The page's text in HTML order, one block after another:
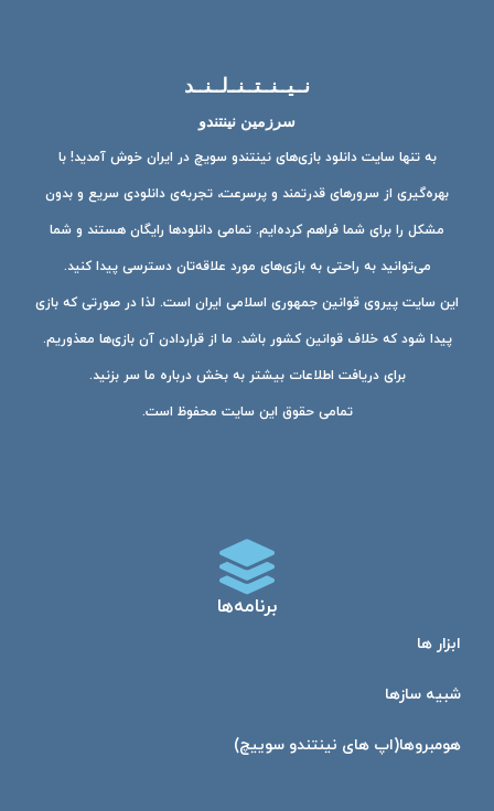
نــیــنــتــنــ‌لــنــد
سرزمین نینتندو
به تنها سایت دانلود بازی‌های نینتندو سویچ در ایران خوش آمدید! با
بهره‌گیری از سرورهای قدرتمند و پرسرعت، تجربه‌ی دانلودی سریع و بدون
مشکل را برای شما فراهم کرده‌ایم. تمامی دانلودها رایگان هستند و شما
می‌توانید به راحتی به بازی‌های مورد علاقه‌تان دسترسی پیدا کنید.
این سایت پیروی قوانین جمهوری اسلامی ایران است. لذا در صورتی که بازی
پیدا شود که خلاف قوانین کشور باشد. ما از قراردادن آن بازی‌ها معذوریم.
برای دریافت اطلاعات بیشتر به بخش درباره ما سر بزنید.
تمامی حقوق این سایت محفوظ است.
برنامه‌ها
ابزار ها
شبیه ساز‌ها
هومبرو‌ها(اپ های نینتندو سوییچ)